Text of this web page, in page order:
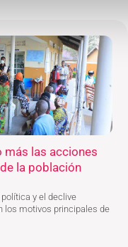
más las acciones
la población
y el declive
los motivos principales de